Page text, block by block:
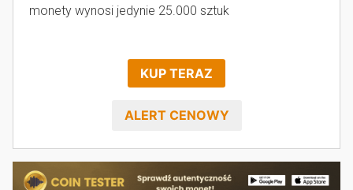
monety wynosi jedynie 25.000 sztuk
KUP TERAZ
ALERT CENOWY